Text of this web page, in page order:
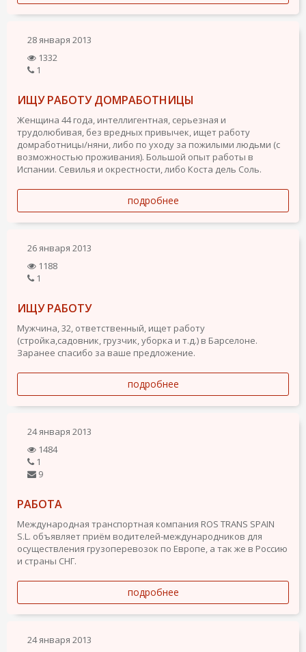
28 января 2013
1332
1
ИЩУ РАБОТУ ДОМРАБОТНИЦЫ
Женщина 44 года, интеллигентная, серьезная и
трудолюбивая, без вредных привычек, ищет работу
домработницы/няни, либо по уходу за пожилыми людьми (с
возможностью проживания). Большой опыт работы в
Испании. Севилья и окрестности, либо Коста дель Соль.
подробнее
26 января 2013
1188
1
ИЩУ РАБОТУ
Мужчина, 32, ответственный, ищет работу
(стройка,садовник, грузчик, уборка и т.д.) в Барселоне.
Заранее спасибо за ваше предложение.
подробнее
24 января 2013
1484
1
9
РАБОТА
Международная транспортная компания ROS TRANS SPAIN
S.L. объявляет приём водителей-международников для
осуществления грузоперевозок по Европе, а так же в Россию
и страны СНГ.
подробнее
24 января 2013